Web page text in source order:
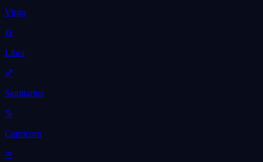
Virgo
♎
Libra
♐
Sagittarius
♑
Capricorn
♒